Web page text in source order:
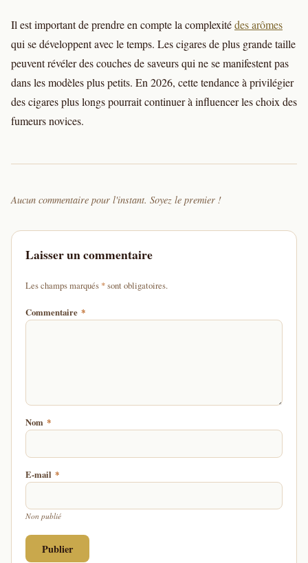
Il est important de prendre en compte la complexitédes arômes
qui se développent avec le temps. Les cigares de plus grande taille
peuvent révéler des couches de saveurs qui ne se manifestent pas
dans les modèles plus petits. En 2026, cette tendance à privilégier
des cigares plus longs pourrait continuer à influencer les choix des
fumeurs novices.
Aucun commentaire pour l'instant. Soyez le premier !
Laisser un commentaire
Les champs marqués *d'un astérisque
sont obligatoires.
Commentaire *
Nom *
E-mail *
Non publié